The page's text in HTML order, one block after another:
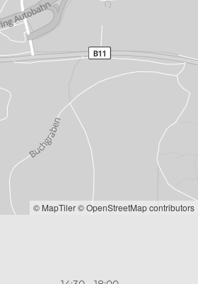
© MapTiler© OpenStreetMap contributors